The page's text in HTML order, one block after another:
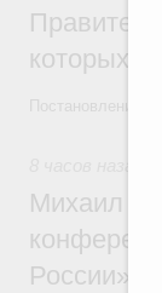
которых
Михаил
России»